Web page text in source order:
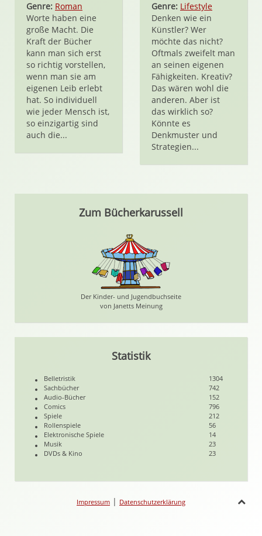
Genre: Roman
Worte haben eine
große Macht. Die
Kraft der Bücher
kann man sich erst
so richtig vorstellen,
wenn man sie am
eigenen Leib erlebt
hat. So individuell
wie jeder Mensch ist,
so einzigartig sind
auch die...
Genre: Lifestyle
Denken wie ein
Künstler? Wer
möchte das nicht?
Oftmals zweifelt man
an seinen eigenen
Fähigkeiten. Kreativ?
Das wären wohl die
anderen. Aber ist
das wirklich so?
Könnte es
Denkmuster und
Strategien...
Zum Bücherkarussell
Der Kinder- und Jugendbuchseite
von Janetts Meinung
Statistik
Belletristik
1304
Sachbücher
742
Audio-Bücher
152
Comics
796
Spiele
212
Rollenspiele
56
Elektronische Spiele
14
Musik
23
DVDs & Kino
23
Impressum | Datenschutzerklärung